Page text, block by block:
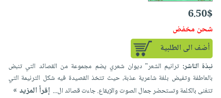
6.50$
شحن مخفض
أضف الى الطلبية
نبذة الناشر: ترانيم الشعر" ديوان شعري يضم مجموعة من القصائد التي تنبض
بالعاطفة وتفيض بلغة شاعرية عذبة، حيث تتخذ القصيدة فيه شكل الترنيمة التي
تتغنى بالكلمة وتستحضر جمال الصوت والإيقاع. جاءت قصائد ال... إقرأ المزيد »